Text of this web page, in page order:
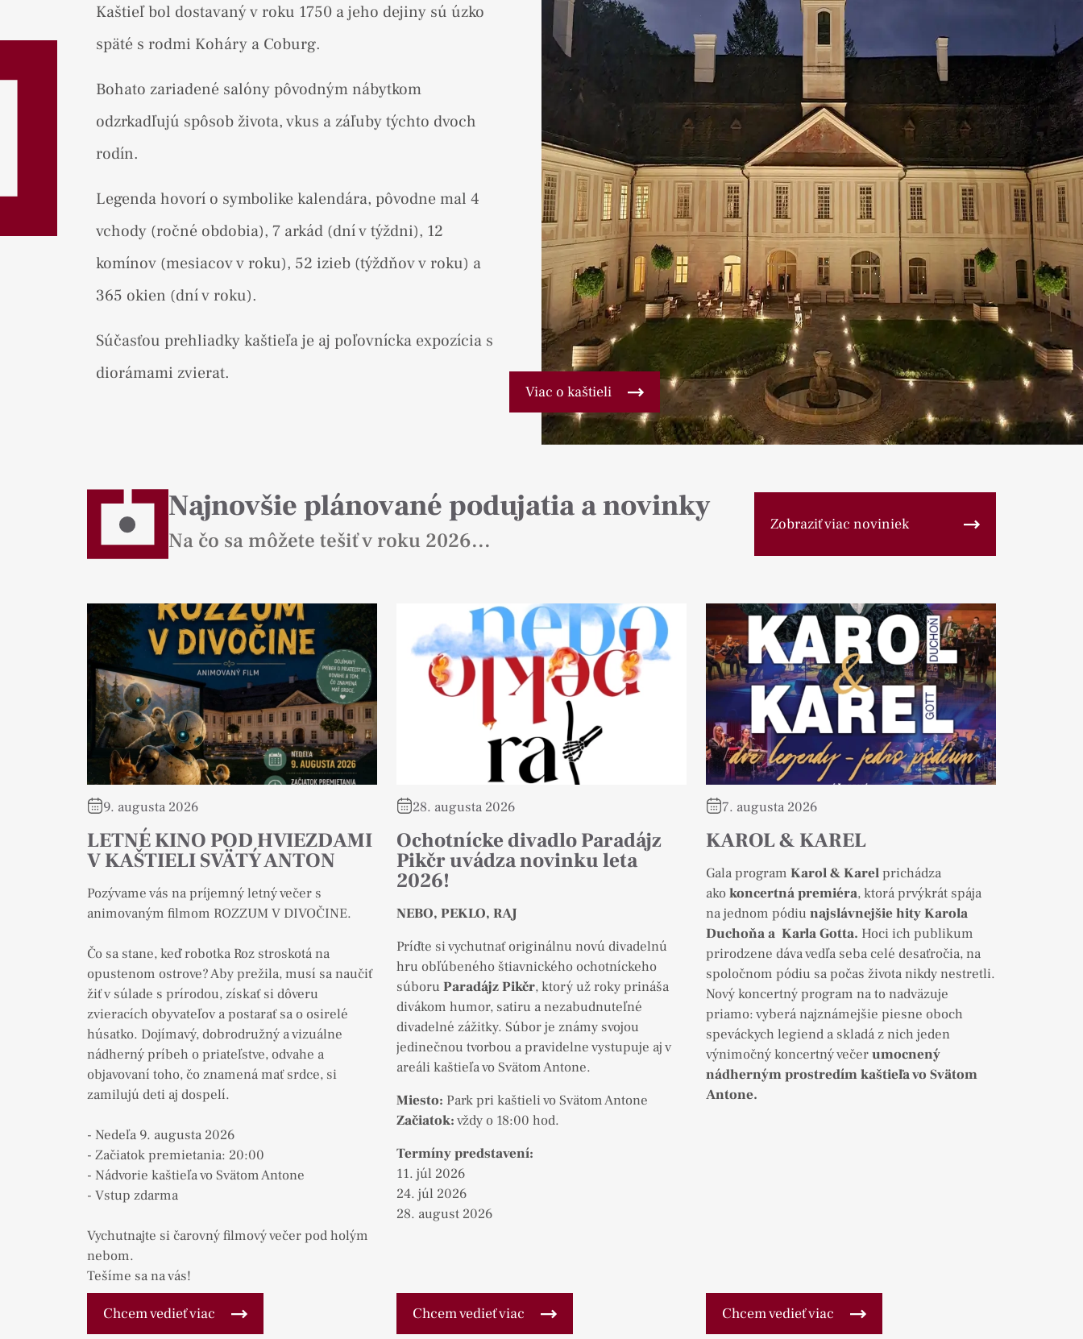
Kaštieľ bol dostavaný v roku 1750 a jeho dejiny sú úzko
späté s rodmi Koháry a Coburg.
Bohato zariadené salóny pôvodným nábytkom
odzrkadľujú spôsob života, vkus a záľuby týchto dvoch
rodín.
Legenda hovorí o symbolike kalendára, pôvodne mal 4
vchody (ročné obdobia), 7 arkád (dní v týždni), 12
komínov (mesiacov v roku), 52 izieb (týždňov v roku) a
365 okien (dní v roku).
Súčasťou prehliadky kaštieľa je aj poľovnícka expozícia s
diorámami zvierat.
Viac o kaštieli
Najnovšie plánované podujatia a novinky
Na čo sa môžete tešiť v roku 2026...
Zobraziť viac noviniek
9. augusta 2026
LETNÉ KINO POD HVIEZDAMI
V KAŠTIELI SVÄTÝ ANTON
Pozývame vás na príjemný letný večer s
animovaným filmom ROZZUM V DIVOČINE.
Čo sa stane, keď robotka Roz stroskotá na
opustenom ostrove? Aby prežila, musí sa naučiť
žiť v súlade s prírodou, získať si dôveru
zvieracích obyvateľov a postarať sa o osirelé
húsatko. Dojímavý, dobrodružný a vizuálne
nádherný príbeh o priateľstve, odvahe a
objavovaní toho, čo znamená mať srdce, si
zamilujú deti aj dospelí.
- Nedeľa 9. augusta 2026
- Začiatok premietania: 20:00
- Nádvorie kaštieľa vo Svätom Antone
- Vstup zdarma
Vychutnajte si čarovný filmový večer pod holým
nebom.
Tešíme sa na vás!
Chcem vedieť viac
28. augusta 2026
Ochotnícke divadlo Paradájz
Pikčr uvádza novinku leta
2026!
NEBO, PEKLO, RAJ
Príďte si vychutnať originálnu novú divadelnú
hru obľúbeného štiavnického ochotníckeho
súboru Paradájz Pikčr, ktorý už roky prináša
divákom humor, satiru a nezabudnuteľné
divadelné zážitky. Súbor je známy svojou
jedinečnou tvorbou a pravidelne vystupuje aj v
areáli kaštieľa vo Svätom Antone.
Miesto: Park pri kaštieli vo Svätom Antone
Začiatok:vždy o 18:00 hod.
Termíny predstavení:
11. júl 2026
24. júl 2026
28. august 2026
Chcem vedieť viac
7. augusta 2026
KAROL & KAREL
Gala program Karol & Karelprichádza
akokoncertná premiéra, ktorá prvýkrát spája
na jednom pódiu najslávnejšie hity Karola
Duchoňa a Karla Gotta. Hoci ich publikum
prirodzene dáva vedľa seba celé desaťročia, na
spoločnom pódiu sa počas života nikdy nestretli.
Nový koncertný program na to nadväzuje
priamo: vyberá najznámejšie piesne oboch
speváckych legiend a skladá z nich jeden
výnimočný koncertný večerumocnený
nádherným prostredím kaštieľa vo Svätom
Antone.
Chcem vedieť viac